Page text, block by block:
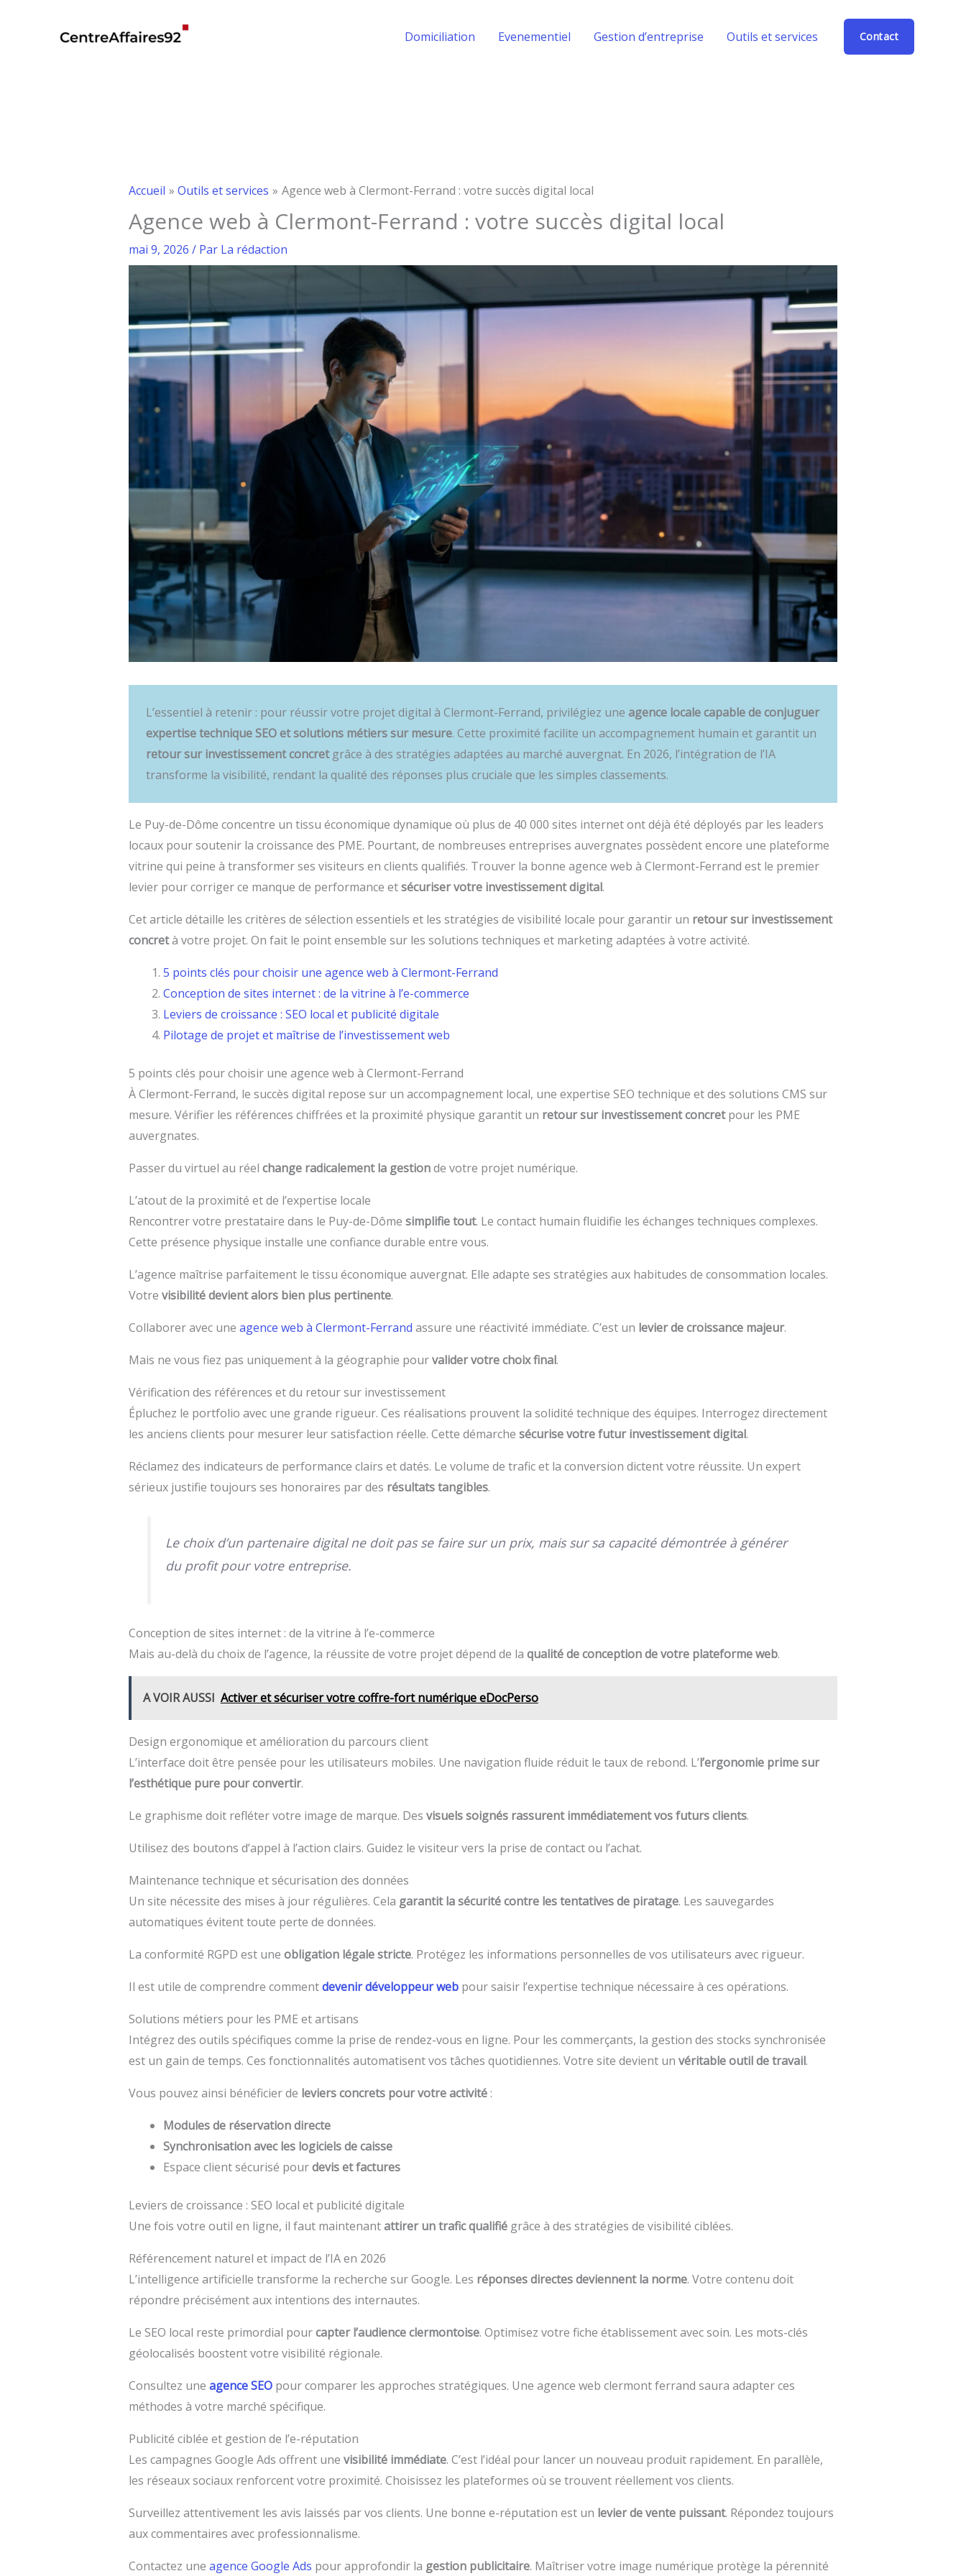
Domiciliation Evenementiel Gestion d’entreprise Outils et services Contact
Accueil Outils et services Agence web à Clermont-Ferrand : votre succès digital local
Agence web à Clermont-Ferrand : votre succès digital local
mai 9, 2026 / Par La rédaction
L’essentiel à retenir : pour réussir votre projet digital à Clermont-Ferrand, privilégiez une agence locale capable de conjuguer
expertise technique SEO et solutions métiers sur mesure. Cette proximité facilite un accompagnement humain et garantit un
retour sur investissement concretgrâce à des stratégies adaptées au marché auvergnat. En 2026, l’intégration de l’IA
transforme la visibilité, rendant la qualité des réponses plus cruciale que les simples classements.
Le Puy-de-Dôme concentre un tissu économique dynamique où plus de 40 000 sites internet ont déjà été déployés par les leaders
locaux pour soutenir la croissance des PME. Pourtant, de nombreuses entreprises auvergnates possèdent encore une plateforme
vitrine qui peine à transformer ses visiteurs en clients qualifiés. Trouver la bonne agence web à Clermont-Ferrand est le premier
levier pour corriger ce manque de performance etsécuriser votre investissement digital.
Cet article détaille les critères de sélection essentiels et les stratégies de visibilité locale pour garantir un retour sur investissement
concretà votre projet. On fait le point ensemble sur les solutions techniques et marketing adaptées à votre activité.
5 points clés pour choisir une agence web à Clermont-Ferrand
Conception de sites internet : de la vitrine à l’e-commerce
Leviers de croissance : SEO local et publicité digitale
Pilotage de projet et maîtrise de l’investissement web
5 points clés pour choisir une agence web à Clermont-Ferrand
À Clermont-Ferrand, le succès digital repose sur un accompagnement local, une expertise SEO technique et des solutions CMS sur
mesure. Vérifier les références chiffrées et la proximité physique garantit un retour sur investissement concretpour les PME
auvergnates.
Passer du virtuel au réel change radicalement la gestionde votre projet numérique.
L’atout de la proximité et de l’expertise locale
Rencontrer votre prestataire dans le Puy-de-Dôme simplifie tout. Le contact humain fluidifie les échanges techniques complexes.
Cette présence physique installe une confiance durable entre vous.
L’agence maîtrise parfaitement le tissu économique auvergnat. Elle adapte ses stratégies aux habitudes de consommation locales.
Votre visibilité devient alors bien plus pertinente.
Collaborer avec une agence web à Clermont-Ferrand assure une réactivité immédiate. C’est un levier de croissance majeur.
Mais ne vous fiez pas uniquement à la géographie pourvalider votre choix final.
Vérification des références et du retour sur investissement
Épluchez le portfolio avec une grande rigueur. Ces réalisations prouvent la solidité technique des équipes. Interrogez directement
les anciens clients pour mesurer leur satisfaction réelle. Cette démarche sécurise votre futur investissement digital.
Réclamez des indicateurs de performance clairs et datés. Le volume de trafic et la conversion dictent votre réussite. Un expert
sérieux justifie toujours ses honoraires par des résultats tangibles.
Le choix d’un partenaire digital ne doit pas se faire sur un prix, mais sur sa capacité démontrée à générer
du profit pour votre entreprise.
Conception de sites internet : de la vitrine à l’e-commerce
Mais au-delà du choix de l’agence, la réussite de votre projet dépend de la qualité de conception de votre plateforme web.
A VOIR AUSSI Activer et sécuriser votre coffre-fort numérique eDocPerso
Design ergonomique et amélioration du parcours client
L’interface doit être pensée pour les utilisateurs mobiles. Une navigation fluide réduit le taux de rebond. L’l’ergonomie prime sur
l’esthétique pure pour convertir.
Le graphisme doit refléter votre image de marque. Des visuels soignés rassurent immédiatement vos futurs clients.
Utilisez des boutons d’appel à l’action clairs. Guidez le visiteur vers la prise de contact ou l’achat.
Maintenance technique et sécurisation des données
Un site nécessite des mises à jour régulières. Cela garantit la sécurité contre les tentatives de piratage. Les sauvegardes
automatiques évitent toute perte de données.
La conformité RGPD est une obligation légale stricte. Protégez les informations personnelles de vos utilisateurs avec rigueur.
Il est utile de comprendre commentdevenir développeur webpour saisir l’expertise technique nécessaire à ces opérations.
Solutions métiers pour les PME et artisans
Intégrez des outils spécifiques comme la prise de rendez-vous en ligne. Pour les commerçants, la gestion des stocks synchronisée
est un gain de temps. Ces fonctionnalités automatisent vos tâches quotidiennes. Votre site devient un véritable outil de travail.
Vous pouvez ainsi bénéficier de leviers concrets pour votre activité:
Modules de réservation directe
Synchronisation avec les logiciels de caisse
Espace client sécurisé pourdevis et factures
Leviers de croissance : SEO local et publicité digitale
Une fois votre outil en ligne, il faut maintenantattirer un trafic qualifiégrâce à des stratégies de visibilité ciblées.
Référencement naturel et impact de l’IA en 2026
L’intelligence artificielle transforme la recherche sur Google. Les réponses directes deviennent la norme. Votre contenu doit
répondre précisément aux intentions des internautes.
Le SEO local reste primordial pourcapter l’audience clermontoise. Optimisez votre fiche établissement avec soin. Les mots-clés
géolocalisés boostent votre visibilité régionale.
Consultez une agence SEOpour comparer les approches stratégiques. Une agence web clermont ferrand saura adapter ces
méthodes à votre marché spécifique.
Publicité ciblée et gestion de l’e-réputation
Les campagnes Google Ads offrent une visibilité immédiate. C’est l’idéal pour lancer un nouveau produit rapidement. En parallèle,
les réseaux sociaux renforcent votre proximité. Choisissez les plateformes où se trouvent réellement vos clients.
Surveillez attentivement les avis laissés par vos clients. Une bonne e-réputation est un levier de vente puissant. Répondez toujours
aux commentaires avec professionnalisme.
Contactez une agence Google Ads pour approfondir la gestion publicitaire. Maîtriser votre image numérique protège la pérennité